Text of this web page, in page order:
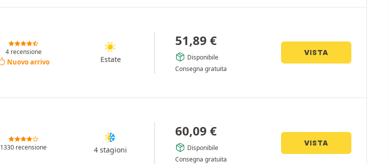
4 recensione
Nuovo arrivo Estate
51,89 €
Disponibile
Consegna gratuita
VISTA
1330 recensione 4 stagioni
60,09 €
Disponibile
Consegna gratuita
VISTA